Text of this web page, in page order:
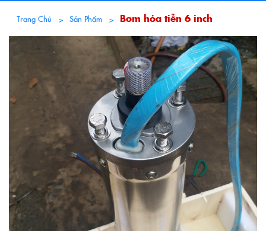
Trang Chủ Sản Phẩm Bơm hỏa tiễn 6 inch